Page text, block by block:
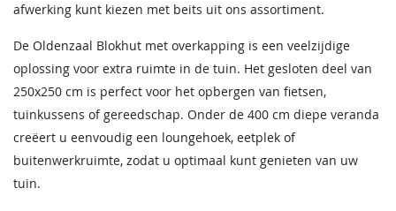
Wanddikte 28mm
Garantie
Op dit product ontvangt u 5 jaar
garantie.
Beglazing Dubbelglas
Deze blokhut heeft wind- en
afwerking kunt kiezen met beits uit ons assortiment.
De Oldenzaal Blokhut met overkapping is een veelzijdige
oplossing voor extra ruimte in de tuin. Het gesloten deel van
250x250 cm is perfect voor het opbergen van fietsen,
tuinkussens of gereedschap. Onder de 400 cm diepe veranda
creëert u eenvoudig een loungehoek, eetplek of
buitenwerkruimte, zodat u optimaal kunt genieten van uw
tuin.